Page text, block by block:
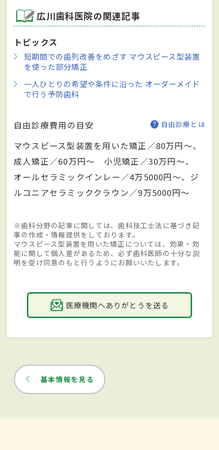
広川歯科医院の関連記事
トピックス
短期間での歯列改善をめざす マウスピース型装置
を使った部分矯正
一人ひとりの希望や条件に沿った オーダーメイド
で行う予防歯科
自由診療費用の目安 自由診療とは
マウスピース型装置を用いた矯正／80万円～、
成人矯正／60万円～ 小児矯正／30万円～、
オールセラミックインレー／4万5000円～、ジ
ルコニアセラミッククラウン／9万5000円～
※歯科分野の記事に関しては、歯科技工士法に基づき記
事の作成・情報提供をしております。
マウスピース型装置を用いた矯正については、効果・効
能に関して個人差があるため、必ず歯科医師の十分な説
明を受け同意のもと行うようにお願いいたします。
医療機関へありがとうを送る
基本情報を見る